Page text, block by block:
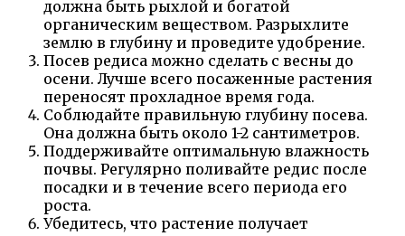
должна быть рыхлой и богатой
органическим веществом. Разрыхлите
землю в глубину и проведите удобрение.
Посев редиса можно сделать с весны до
осени. Лучше всего посаженные растения
переносят прохладное время года.
Соблюдайте правильную глубину посева.
Она должна быть около 1-2 сантиметров.
Поддерживайте оптимальную влажность
почвы. Регулярно поливайте редис после
посадки и в течение всего периода его
роста.
Убедитесь, что растение получает